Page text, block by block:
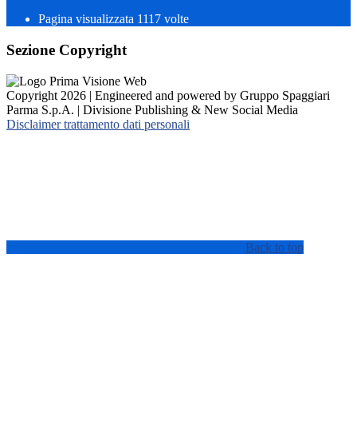
Pagina visualizzata 1117 volte
Sezione Copyright
Copyright 2026 | Engineered and powered by Gruppo Spaggiari
Parma S.p.A. | Divisione Publishing & New Social Media
Disclaimer trattamento dati personali
Back to top